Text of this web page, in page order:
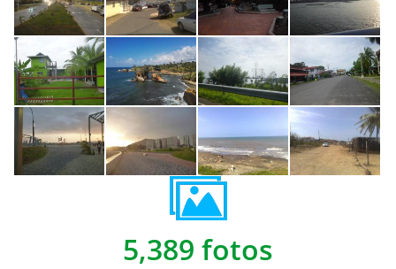
5,389 fotos